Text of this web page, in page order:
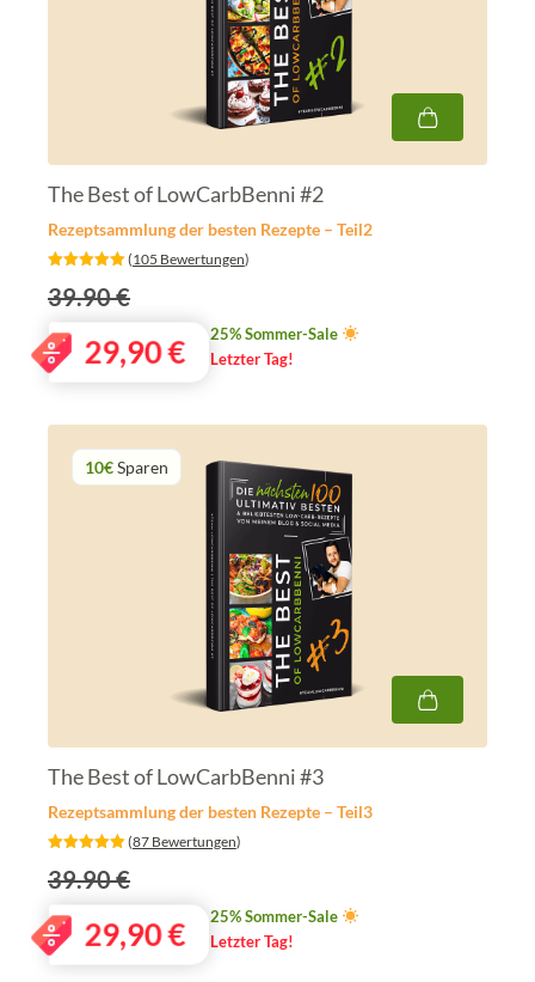
The Best of LowCarbBenni #2
Rezeptsammlung der besten Rezepte – Teil2
‎ (105 Bewertungen)
39.90 €
29,90€
25% Sommer-Sale
Letzter Tag!
10€Sparen
The Best of LowCarbBenni #3
Rezeptsammlung der besten Rezepte – Teil3
‎ (87 Bewertungen)
39.90 €
29,90€
25% Sommer-Sale
Letzter Tag!